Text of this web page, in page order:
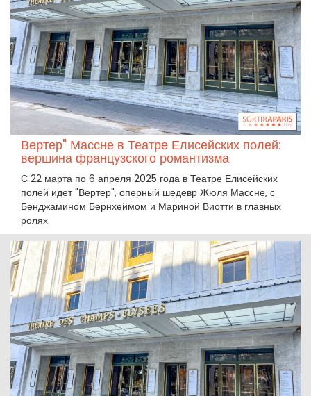
Вертер" Массне в Театре Елисейских полей:
вершина французского романтизма
С 22 марта по 6 апреля 2025 года в Театре Елисейских
полей идет "Вертер", оперный шедевр Жюля Массне, с
Бенджамином Бернхеймом и Мариной Виотти в главных
ролях.